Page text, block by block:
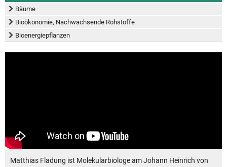
Bäume
Bioökonomie, Nachwachsende Rohstoffe
Bioenergiepflanzen
Matthias Fladung ist Molekularbiologe am Johann Heinrich von